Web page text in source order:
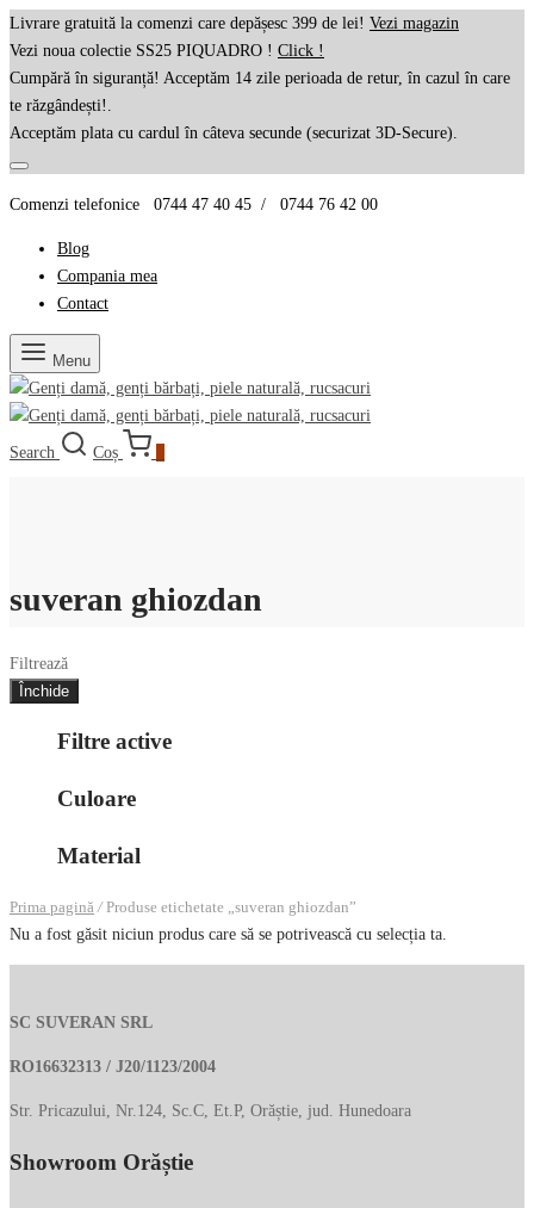
Livrare gratuită la comenzi care depășesc 399 de lei! Vezi magazin
Vezi noua colectie SS25 PIQUADRO ! Click !
Cumpără în siguranță! Acceptăm 14 zile perioada de retur, în cazul în care
te răzgândești!.
Acceptăm plata cu cardul în câteva secunde (securizat 3D-Secure).
Comenzi telefonice 0744 47 40 45 / 0744 76 42 00
Blog
Compania mea
Contact
Menu
Search Coș
suveran ghiozdan
Filtrează
Închide
Filtre active
Culoare
Material
Prima pagină /Produse etichetate „suveran ghiozdan”
Nu a fost găsit niciun produs care să se potrivească cu selecția ta.
SC SUVERAN SRL
RO16632313 / J20/1123/2004
Str. Pricazului, Nr.124, Sc.C, Et.P, Orăștie, jud. Hunedoara
Showroom Orăștie